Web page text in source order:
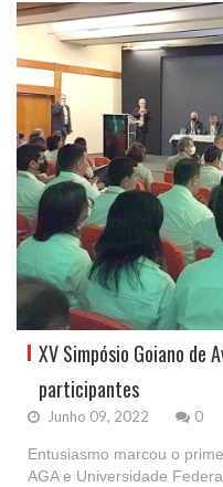
XV Simpósio Goiano de
participantes
Junho 09, 2022 0
Entusiasmo marcou o
AGA e Universidade